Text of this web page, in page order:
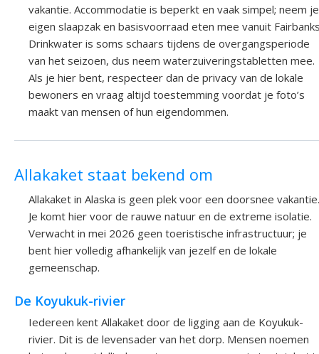
vakantie. Accommodatie is beperkt en vaak simpel; neem je
eigen slaapzak en basisvoorraad eten mee vanuit
Drinkwater is soms schaars tijdens de overgangsperiode
van het seizoen, dus neem waterzuiveringstabletten mee.
Als je hier bent, respecteer dan de privacy van de lokale
bewoners en vraag altijd toestemming voordat je foto’s
maakt van mensen of hun eigendommen.
Allakaket staat bekend om
Allakaket in Alaska is geen plek voor een doorsnee vakantie.
Je komt hier voor de rauwe natuur en de extreme isolatie.
Verwacht in mei 2026 geen toeristische infrastructuur; je
bent hier volledig afhankelijk van jezelf en de lokale
gemeenschap.
De Koyukuk-rivier
Iedereen kent Allakaket door de ligging aan de Koyukuk-
rivier. Dit is de levensader van het dorp. Mensen noemen